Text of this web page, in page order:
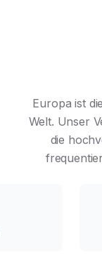
Europa ist
Welt. Unser
die